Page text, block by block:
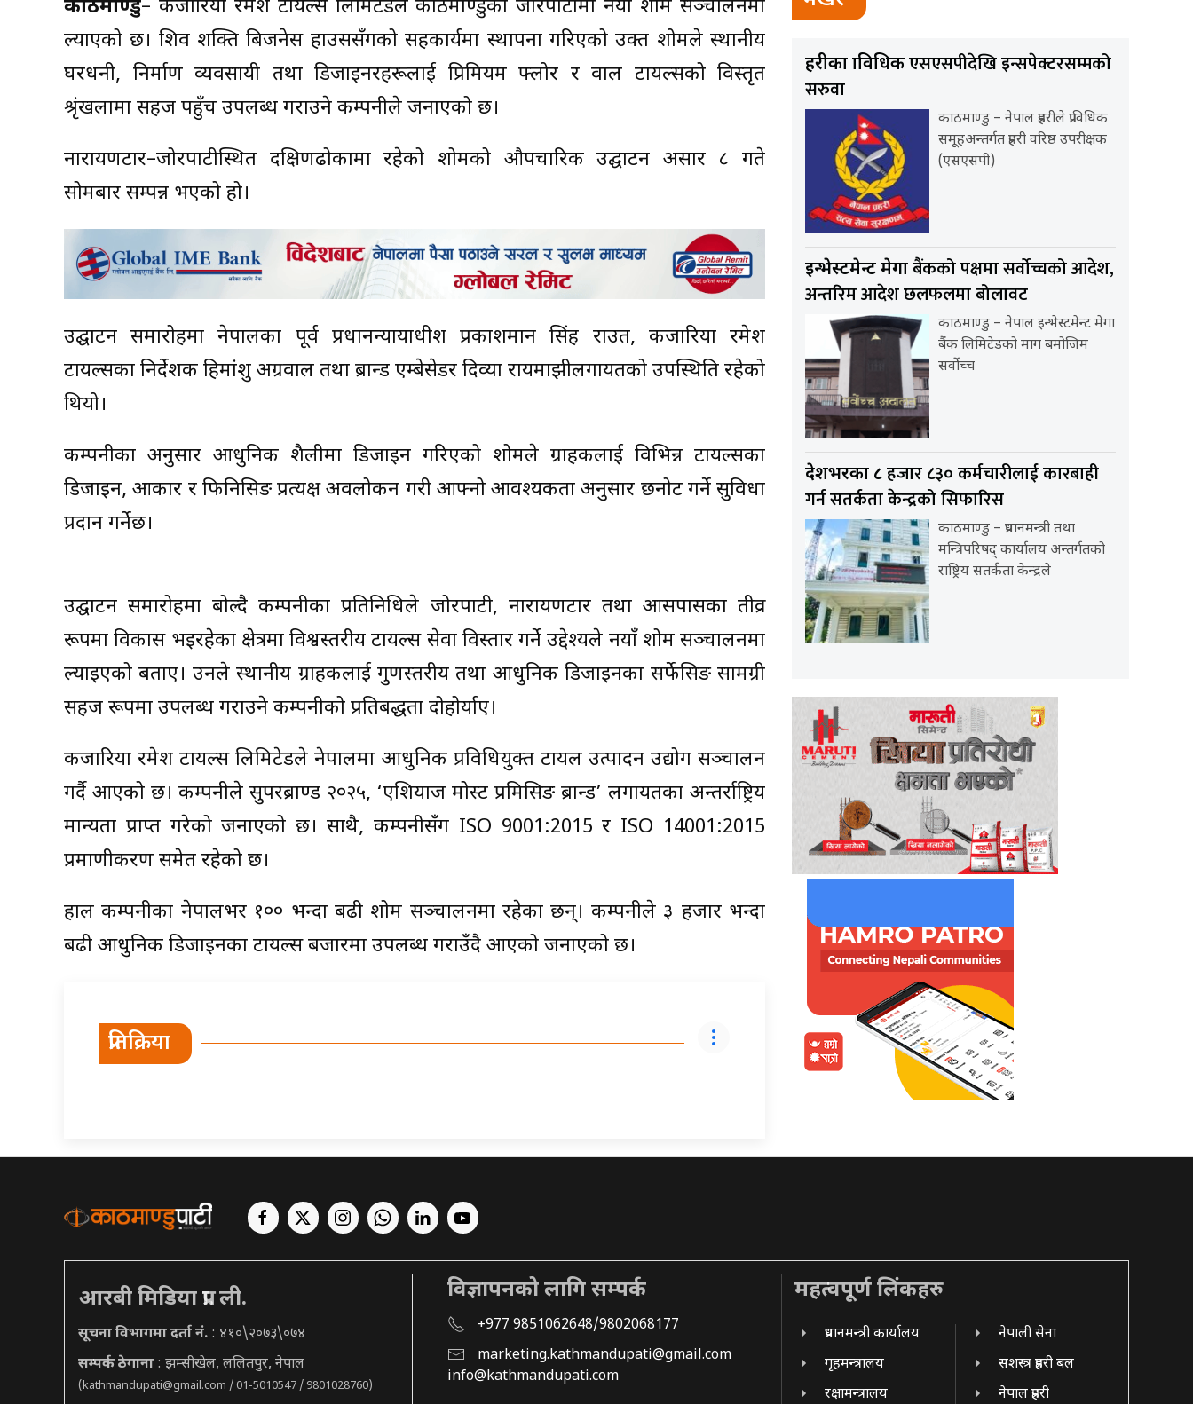
काठमाण्डु– कजारिया रमेश टायल्स लिमिटेडले काठमाण्डुको जोरपाटीमा नयाँ शोरुम सञ्चालनमा
ल्याएको छ। शिव शक्ति बिजनेस हाउससँगको सहकार्यमा स्थापना गरिएको उक्त शोरुमले स्थानीय
घरधनी, निर्माण व्यवसायी तथा डिजाइनरहरूलाई प्रिमियम फ्लोर र वाल टायल्सको विस्तृत
श्रृंखलामा सहज पहुँच उपलब्ध गराउने कम्पनीले जनाएको छ।
नारायणटार–जोरपाटीस्थित दक्षिणढोकामा रहेको शोरुमको औपचारिक उद्घाटन असार ८ गते
सोमबार सम्पन्न भएको हो।
उद्घाटन समारोहमा नेपालका पूर्व प्रधानन्यायाधीश प्रकाशमान सिंह राउत, कजारिया रमेश
टायल्सका निर्देशक हिमांशु अग्रवाल तथा ब्रान्ड एम्बेसेडर दिव्या रायमाझीलगायतको उपस्थिति रहेको
थियो।
कम्पनीका अनुसार आधुनिक शैलीमा डिजाइन गरिएको शोरुमले ग्राहकलाई विभिन्न टायल्सका
डिजाइन, आकार र फिनिसिङ प्रत्यक्ष अवलोकन गरी आफ्नो आवश्यकता अनुसार छनोट गर्ने सुविधा
प्रदान गर्नेछ।
उद्घाटन समारोहमा बोल्दै कम्पनीका प्रतिनिधिले जोरपाटी, नारायणटार तथा आसपासका तीव्र
रूपमा विकास भइरहेका क्षेत्रमा विश्वस्तरीय टायल्स सेवा विस्तार गर्ने उद्देश्यले नयाँ शोरुम सञ्चालनमा
ल्याइएको बताए। उनले स्थानीय ग्राहकलाई गुणस्तरीय तथा आधुनिक डिजाइनका सर्फेसिङ सामग्री
सहज रूपमा उपलब्ध गराउने कम्पनीको प्रतिबद्धता दोहोर्याए।
कजारिया रमेश टायल्स लिमिटेडले नेपालमा आधुनिक प्रविधियुक्त टायल उत्पादन उद्योग सञ्चालन
गर्दै आएको छ। कम्पनीले सुपरब्राण्ड २०२५, ‘एशियाज मोस्ट प्रमिसिङ ब्रान्ड’ लगायतका अन्तर्राष्ट्रिय
मान्यता प्राप्त गरेको जनाएको छ। साथै, कम्पनीसँग ISO 9001:2015 र ISO 14001:2015
प्रमाणीकरण समेत रहेको छ।
हाल कम्पनीका नेपालभर १०० भन्दा बढी शोरुम सञ्चालनमा रहेका छन्। कम्पनीले ३ हजार भन्दा
बढी आधुनिक डिजाइनका टायल्स बजारमा उपलब्ध गराउँदै आएको जनाएको छ।
प्रतिक्रिया
प्रहरीका प्राविधिकएसएसपीदेखि इन्सपेक्टरसम्मको
सरुवा
काठमाण्डु – नेपाल प्रहरीले प्राविधिक
समूहअन्तर्गत प्रहरी वरिष्ठ उपरीक्षक
(एसएसपी)
इन्भेस्टमेन्ट मेगाबैंकको पक्षमा सर्वाेच्चको आदेश,
अन्तरिम आदेश छलफलमा बोलावट
काठमाण्डु – नेपाल इन्भेस्टमेन्ट मेगा
बैंक लिमिटेडको माग बमोजिम
सर्वोच्च
देशभरका ८हजार ८३० कर्मचारीलाई कारबाही
गर्न सतर्कता केन्द्रको सिफारिस
काठमाण्डु – प्रधानमन्त्री तथा
मन्त्रिपरिषद् कार्यालय अन्तर्गतको
राष्ट्रिय सतर्कता केन्द्रले
आरबी मिडिया प्रा. ली.
सूचना विभागमा दर्ता नं. : ४१०\२०७३\०७४
सम्पर्क ठेगाना : झम्सीखेल, ललितपुर, नेपाल
(kathmandupati@gmail.com / 01-5010547 / 9801028760)
विज्ञापनको लागि सम्पर्क
+977 9851062648/9802068177
marketing.kathmandupati@gmail.com
info@kathmandupati.com
महत्वपूर्ण लिंकहरु
प्रधानमन्त्री कार्यालय
गृहमन्त्रालय
रक्षामन्त्रालय
नेपाली सेना
सशस्त्र प्रहरी बल
नेपाल प्रहरी